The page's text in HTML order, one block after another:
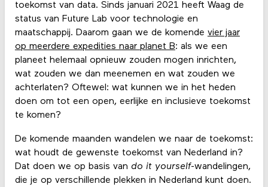
toekomst van data. Sinds januari 2021 heeft Waag de
status van Future Lab voor technologie en
maatschappij. Daarom gaan we de komende vier jaar
op meerdere expedities naar planet B: als we een
planeet helemaal opnieuw zouden mogen inrichten,
wat zouden we dan meenemen en wat zouden we
achterlaten? Oftewel: wat kunnen we in het heden
doen om tot een open, eerlijke en inclusieve toekomst
te komen?
De komende maanden wandelen we naar de toekomst:
wat houdt de gewenste toekomst van Nederland in?
Dat doen we op basis van do it yourself-wandelingen,
die je op verschillende plekken in Nederland kunt doen.